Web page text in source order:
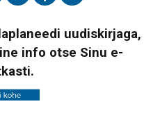
uudiskirjaga,
info otse Sinu e-